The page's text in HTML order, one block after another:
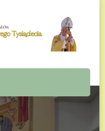
Nowego
Ełcka